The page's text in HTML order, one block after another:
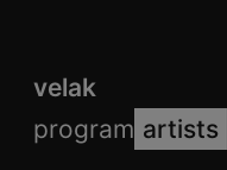
velak
program artists